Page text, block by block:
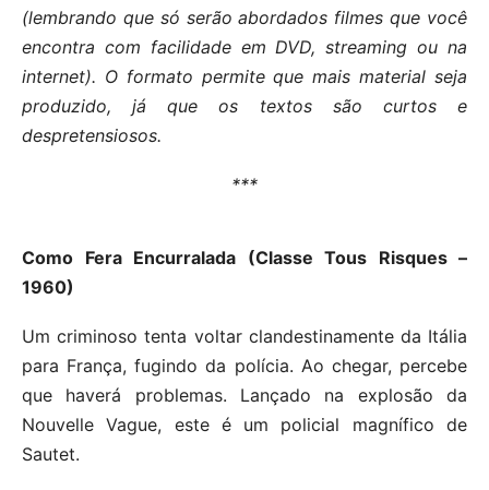
(lembrando que só serão abordados filmes que você
encontra com facilidade em DVD, streaming ou na
internet). O formato permite que mais material seja
produzido, já que os textos são curtos e
despretensiosos.
***
Como Fera Encurralada (Classe Tous Risques –
1960)
Um criminoso tenta voltar clandestinamente da Itália
para França, fugindo da polícia. Ao chegar, percebe
que haverá problemas. Lançado na explosão da
Nouvelle Vague, este é um policial magnífico de
Sautet.